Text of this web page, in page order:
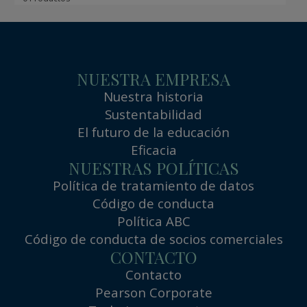
NUESTRA EMPRESA
Nuestra historia
Sustentabilidad
El futuro de la educación
Eficacia
NUESTRAS POLÍTICAS
Política de tratamiento de datos
Código de conducta
Política ABC
Código de conducta de socios comerciales
CONTACTO
Contacto
Pearson Corporate